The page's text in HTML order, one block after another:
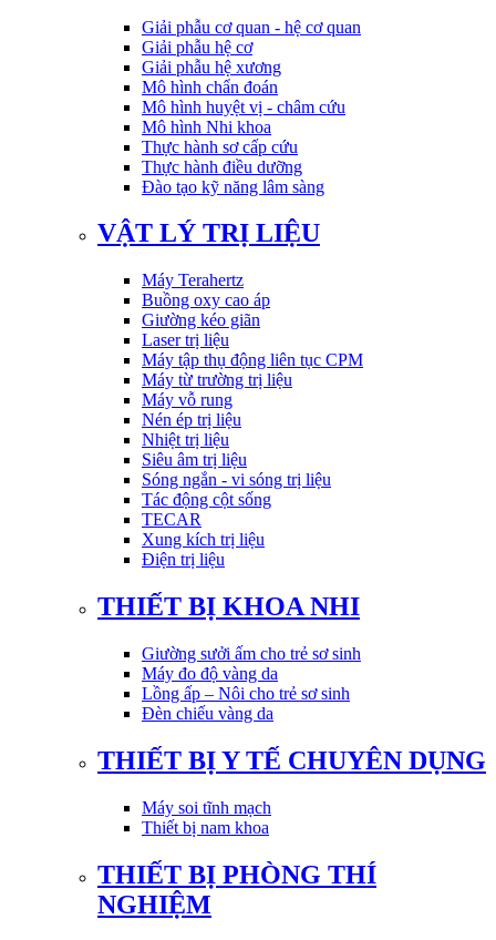
Giải phẫu cơ quan - hệ cơ quan
Giải phẫu hệ cơ
Giải phẫu hệ xương
Mô hình chẩn đoán
Mô hình huyệt vị - châm cứu
Mô hình Nhi khoa
Thực hành sơ cấp cứu
Thực hành điều dưỡng
Đào tạo kỹ năng lâm sàng
VẬT LÝ TRỊ LIỆU
Máy Terahertz
Buồng oxy cao áp
Giường kéo giãn
Laser trị liệu
Máy tập thụ động liên tục CPM
Máy từ trường trị liệu
Máy vỗ rung
Nén ép trị liệu
Nhiệt trị liệu
Siêu âm trị liệu
Sóng ngắn - vi sóng trị liệu
Tác động cột sống
TECAR
Xung kích trị liệu
Điện trị liệu
THIẾT BỊ KHOA NHI
Giường sưởi ấm cho trẻ sơ sinh
Máy đo độ vàng da
Lồng ấp – Nôi cho trẻ sơ sinh
Đèn chiếu vàng da
THIẾT BỊ Y TẾ CHUYÊN DỤNG
Máy soi tĩnh mạch
Thiết bị nam khoa
THIẾT BỊ PHÒNG THÍ
NGHIỆM